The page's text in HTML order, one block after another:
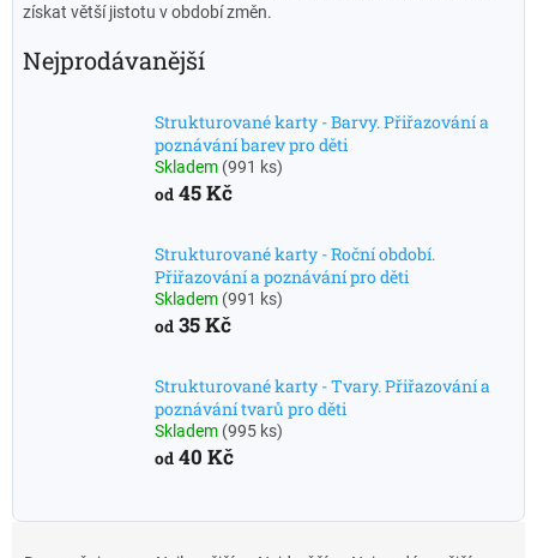
získat větší jistotu v období změn.
Nejprodávanější
Strukturované karty - Barvy. Přiřazování a
poznávání barev pro děti
Skladem (991 ks)
od 45 Kč
Strukturované karty - Roční období.
Přiřazování a poznávání pro děti
Skladem (991 ks)
od 35 Kč
Strukturované karty - Tvary. Přiřazování a
poznávání tvarů pro děti
Skladem (995 ks)
od 40 Kč